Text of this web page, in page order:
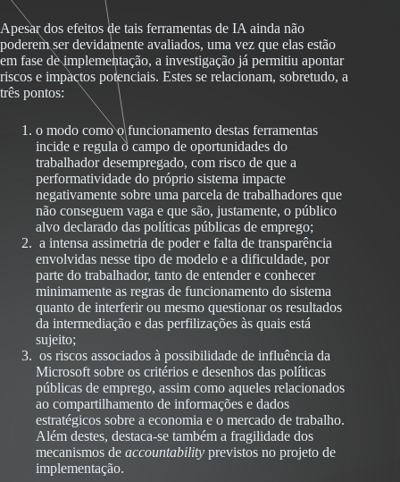
Apesar dos efeitos de tais ferramentas de IA ainda não
poderem ser devidamente avaliados, uma vez que elas estão
em fase de implementação, a investigação já permitiu apontar
riscos e impactos potenciais. Estes se relacionam, sobretudo, a
três pontos:
o modo como o funcionamento destas ferramentas
incide e regula o campo de oportunidades do
trabalhador desempregado, com risco de que a
performatividade do próprio sistema impacte
negativamente sobre uma parcela de trabalhadores que
não conseguem vaga e que são, justamente, o público
alvo declarado das políticas públicas de emprego;
a intensa assimetria de poder e falta de transparência
envolvidas nesse tipo de modelo e a dificuldade, por
parte do trabalhador, tanto de entender e conhecer
minimamente as regras de funcionamento do sistema
quanto de interferir ou mesmo questionar os resultados
da intermediação e das perfilizações às quais está
sujeito;
os riscos associados à possibilidade de influência da
Microsoft sobre os critérios e desenhos das políticas
públicas de emprego, assim como aqueles relacionados
ao compartilhamento de informações e dados
estratégicos sobre a economia e o mercado de trabalho.
Além destes, destaca-se também a fragilidade dos
mecanismos de accountability previstos no projeto de
implementação.